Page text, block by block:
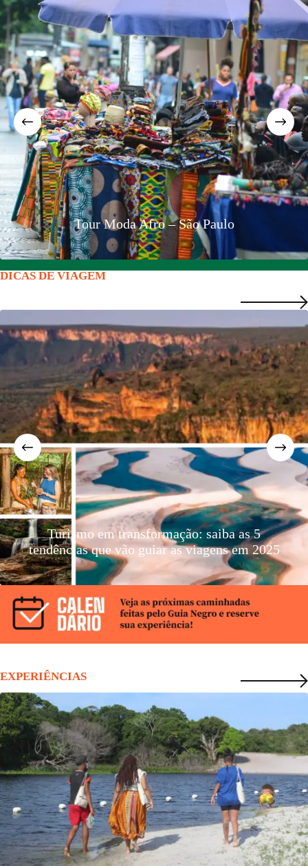
Paulo
Rede de Engenharia Preta
Rio com foco em
DICAS DE VIAGEM
saiba as 5
as viagens em 2025
Delegação
Fashion Week e
do intercâmbio
EXPERIÊNCIAS